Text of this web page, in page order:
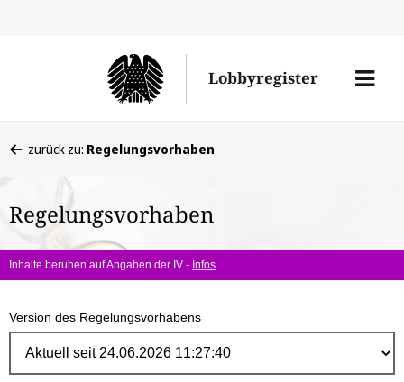
Lobbyregister
Menü
befinden
hier:
zurück zu: Regelungsvorhaben
Regelungsvorhaben
Inhalte beruhen auf Angaben der IV - Infos
Version des Regelungsvorhabens